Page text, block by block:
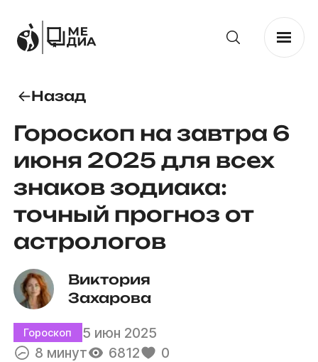
Назад
Гороскоп на завтра 6
июня 2025 для всех
знаков зодиака:
точный прогноз от
астрологов
Виктория
Захарова
Гороскоп
5 июн 2025
8 минут
6812
0